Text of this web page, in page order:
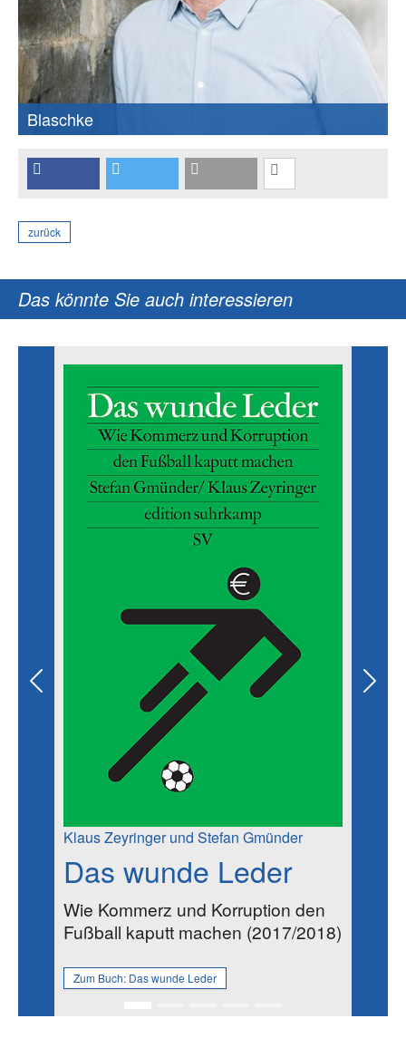
Blaschke
zurück
Das könnte Sie auch interessieren
Klaus Zeyringer und Stefan Gmünder
Das wunde Leder
Wie Kommerz und Korruption den
Fußball kaputt machen (2017/2018)
Zum Buch: Das wunde Leder
Previous Next